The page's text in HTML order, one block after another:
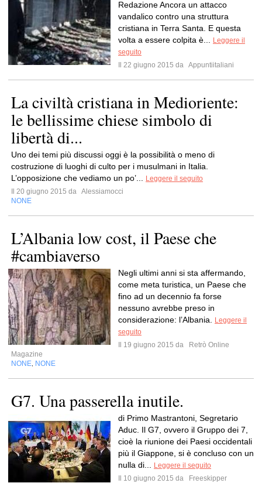
Redazione Ancora un attacco
vandalico contro una struttura
cristiana in Terra Santa. E questa
volta a essere colpita è...
Leggere il
seguito
Il 22 giugno 2015 da Appuntiitaliani
La civiltà cristiana in Medioriente:
le bellissime chiese simbolo di
libertà di...
Uno dei temi più discussi oggi è la possibilità o meno di
costruzione di luoghi di culto per i musulmani in Italia.
L’opposizione che vediamo un po’...
Leggere il seguito
Il 20 giugno 2015 da Alessiamocci
NONE
L’Albania low cost, il Paese che
#cambiaverso
Negli ultimi anni si sta affermando,
come meta turistica, un Paese che
fino ad un decennio fa forse
nessuno avrebbe preso in
considerazione: l’Albania.
Leggere il
seguito
Il 19 giugno 2015 da
Retrò Online
Magazine
NONE NONE
G7. Una passerella inutile.
di Primo Mastrantoni, Segretario
Aduc. Il G7, ovvero il Gruppo dei 7,
cioè la riunione dei Paesi occidentali
più il Giappone, si è concluso con un
nulla di...
Leggere il seguito
Il 10 giugno 2015 da
Freeskipper